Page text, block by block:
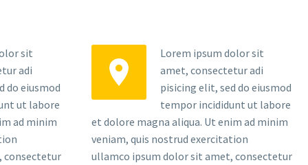
sit
adi
do eiusmod
ut labore
ad minim
consectetur


Lorem ipsum dolor sit
amet, consectetur adi
pisicing elit, sed do eiusmod
tempor incididunt ut labore
et dolore magna aliqua. Ut enim ad minim
veniam, quis nostrud exercitation
ullamco ipsum dolor sit amet, consectetur